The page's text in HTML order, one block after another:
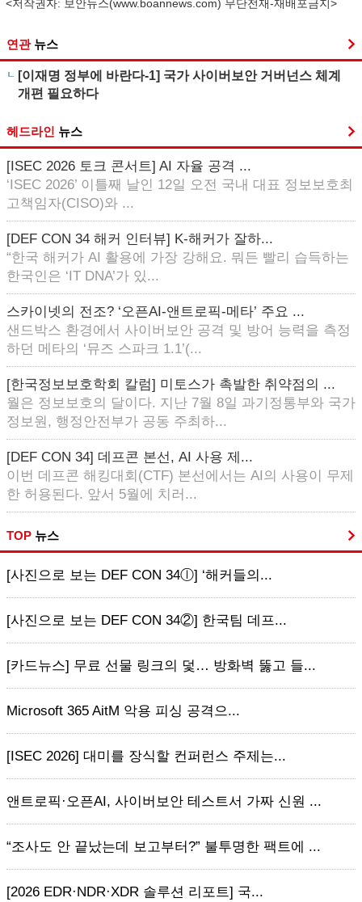
<저작권자: 보안뉴스(www.boannews.com) 무단전재-재배포금지>
연관 뉴스
[이재명 정부에 바란다-1] 국가 사이버보안 거버넌스 체계
개편 필요하다
헤드라인 뉴스
[ISEC 2026 토크 콘서트] AI 자율 공격 ...
‘ISEC 2026’ 이틀째 날인 12일 오전 국내 대표 정보보호최
고책임자(CISO)와 ...
[DEF CON 34 해커 인터뷰] K-해커가 잘하...
“한국 해커가 AI 활용에 가장 강해요. 뭐든 빨리 습득하는
한국인은 ‘IT DNA’가 있...
스카이넷의 전조? ‘오픈AI-앤트로픽-메타’ 주요 ...
샌드박스 환경에서 사이버보안 공격 및 방어 능력을 측정
하던 메타의 ‘뮤즈 스파크 1.1’(...
[한국정보보호학회 칼럼] 미토스가 촉발한 취약점의 ...
월은 정보보호의 달이다. 지난 7월 8일 과기정통부와 국가
정보원, 행정안전부가 공동 주최하...
[DEF CON 34] 데프콘 본선, AI 사용 제...
이번 데프콘 해킹대회(CTF) 본선에서는 AI의 사용이 무제
한 허용된다. 앞서 5월에 치러...
TOP 뉴스
[사진으로 보는 DEF CON 34ⓛ] ‘해커들의...
[사진으로 보는 DEF CON 34②] 한국팀 데프...
[카드뉴스] 무료 선물 링크의 덫… 방화벽 뚫고 들...
Microsoft 365 AitM 악용 피싱 공격으...
[ISEC 2026] 대미를 장식할 컨퍼런스 주제는...
앤트로픽·오픈AI, 사이버보안 테스트서 가짜 신원 ...
“조사도 안 끝났는데 보고부터?” 불투명한 팩트에 ...
[2026 EDR·NDR·XDR 솔루션 리포트] 국...